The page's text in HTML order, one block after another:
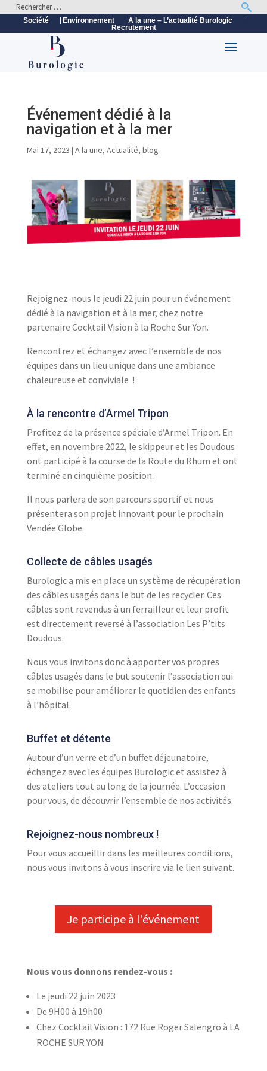
Société Environnement
A la une – L’actualité Burologic
Recrutement
Événement dédié à la
navigation et à la mer
Mai 17, 2023 | A la une, Actualité, blog
Rejoignez-nous le jeudi 22 juin pour un événement
dédié à la navigation et à la mer, chez notre
partenaire Cocktail Vision à la Roche Sur Yon.
Rencontrez et échangez avec l’ensemble de nos
équipes dans un lieu unique dans une ambiance
chaleureuse et conviviale !
À la rencontre d’Armel Tripon
Profitez de la présence spéciale d’Armel Tripon. En
effet, en novembre 2022, le skippeur et les Doudous
ont participé à la course de la Route du Rhum et ont
terminé en cinquième position.
Il nous parlera de son parcours sportif et nous
présentera son projet innovant pour le prochain
Vendée Globe.
Collecte de câbles usagés
Burologic a mis en place un système de récupération
des câbles usagés dans le but de les recycler. Ces
câbles sont revendus à un ferrailleur et leur profit
est directement reversé à l’association Les P’tits
Doudous.
Nous vous invitons donc à apporter vos propres
câbles usagés dans le but soutenir l’association qui
se mobilise pour améliorer le quotidien des enfants
à l’hôpital.
Buffet et détente
Autour d’un verre et d’un buffet déjeunatoire,
échangez avec les équipes Burologic et assistez à
des ateliers tout au long de la journée. L’occasion
pour vous, de découvrir l’ensemble de nos activités.
Rejoignez-nous nombreux !
Pour vous accueillir dans les meilleures conditions,
nous vous invitons à vous inscrire via le lien suivant.
Je participe à l'événement
Nous vous donnons rendez-vous :
Le jeudi 22 juin 2023
De 9H00 à 19h00
Chez Cocktail Vision : 172 Rue Roger Salengro à LA
ROCHE SUR YON